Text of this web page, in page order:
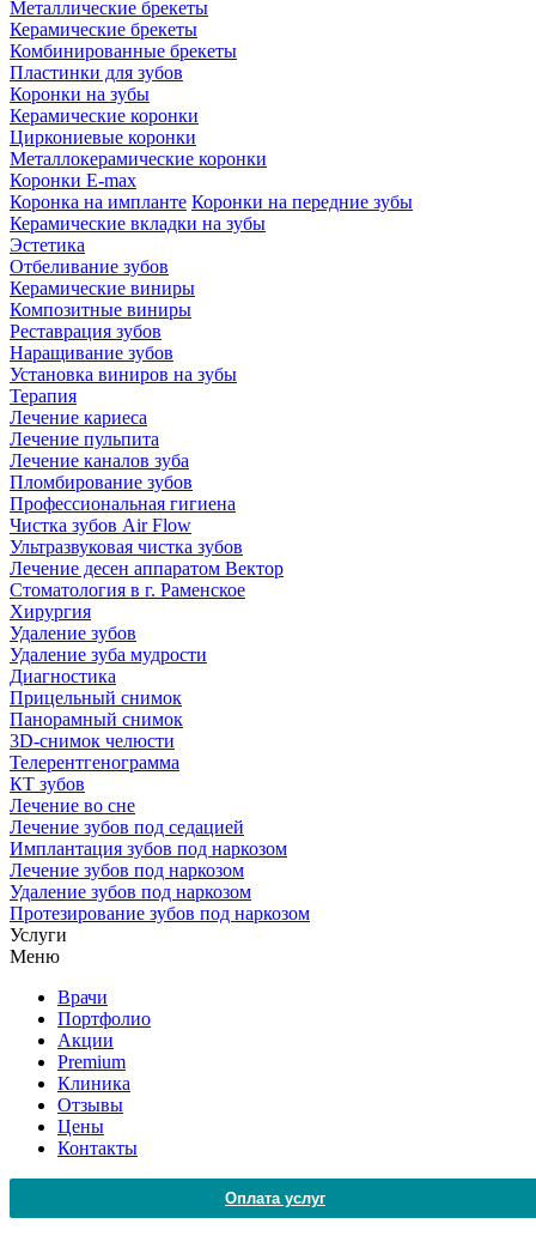
Металлические брекеты
Керамические брекеты
Комбинированные брекеты
Пластинки для зубов
Коронки на зубы
Керамические коронки
Циркониевые коронки
Металлокерамические коронки
Коронки E-max
Коронка на импланте Коронки на передние зубы
Керамические вкладки на зубы
Эстетика
Отбеливание зубов
Керамические виниры
Композитные виниры
Реставрация зубов
Наращивание зубов
Установка виниров на зубы
Терапия
Лечение кариеса
Лечение пульпита
Лечение каналов зуба
Пломбирование зубов
Профессиональная гигиена
Чистка зубов Air Flow
Ультразвуковая чистка зубов
Лечение десен аппаратом Вектор
Стоматология в г. Раменское
Хирургия
Удаление зубов
Удаление зуба мудрости
Диагностика
Прицельный снимок
Панорамный снимок
3D-снимок челюсти
Телерентгенограмма
КТ зубов
Лечение во сне
Лечение зубов под седацией
Имплантация зубов под наркозом
Лечение зубов под наркозом
Удаление зубов под наркозом
Протезирование зубов под наркозом
Услуги
Меню
Врачи
Портфолио
Акции
Premium
Клиника
Отзывы
Цены
Контакты
Оплата услуг